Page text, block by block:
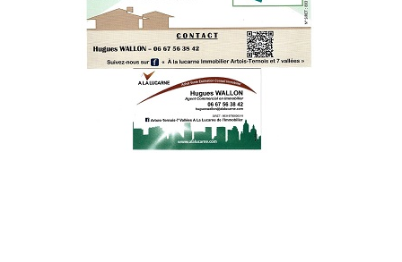
Toutes les publications
Le village dans l'intercommunalité
Communauté de communes
Autres groupements